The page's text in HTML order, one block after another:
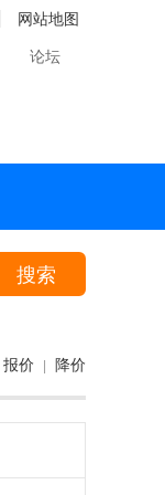
网站地图
论坛
搜索
报价 降价